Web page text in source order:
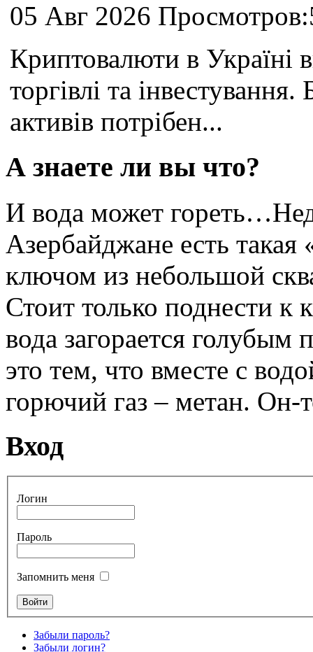
05 Авг 2026
Криптовалюти в Україні
торгівлі та
активів потрібен...
А знаете ли вы что?
И вода может
Азербайджане есть
ключом из небольшой
Стоит только поднести
вода загорается
это тем, что вместе с
горючий газ – метан. Он-
Вход
Логин
Пароль
Запомнить меня
Забыли пароль?
Забыли логин?